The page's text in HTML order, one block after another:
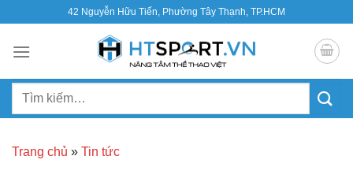
nội
42 Nguyễn Hữu Tiến, Phường Tây Thạnh, TP.HCM
Tìm
Trang chủ » Tin tức